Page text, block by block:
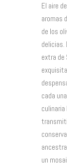
El aire
aromas
de los
delicias.
extra de
cada
un